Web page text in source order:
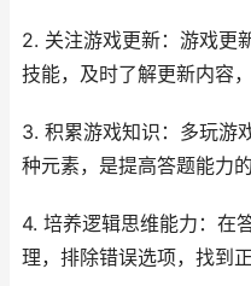
2. 关注游戏更新：游戏更
技能，及时了解更新内容
3. 积累游戏知识：多玩游
种元素，是提高答题能力的
4. 培养逻辑思维能力：在
理，排除错误选项，找到正